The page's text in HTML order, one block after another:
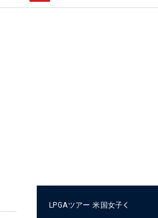
LPGAツアー 米国女子